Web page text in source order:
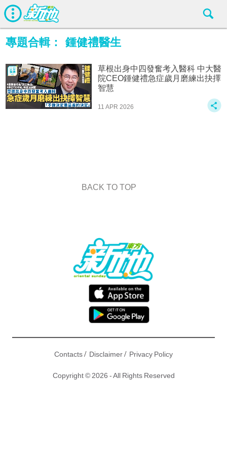
專題合輯： 鍾健禮醫生
草根出身中四發奮考入醫科 中大醫
院CEO鍾健禮急症歲月磨練出抉擇
智慧
11 APR 2026
BACK TO TOP
Contacts/ Disclaimer/ Privacy Policy
Copyright © 2026 - All Rights Reserved